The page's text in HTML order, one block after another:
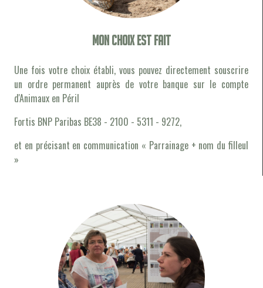
Mon choix est fait
Une fois votre choix établi, vous pouvez directement souscrire
un ordre permanent auprès de votre banque sur le compte
d'Animaux en Péril
Fortis BNP Paribas BE38 - 2100 - 5311 - 9272,
et en précisant en communication « Parrainage + nom du filleul
»